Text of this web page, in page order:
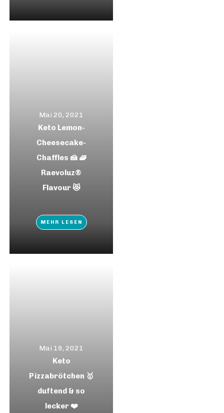
Mai 20, 2021
Keto Lemon-
Cheesecake-
Chaffles 🍰 🧇
Raevoluz®
Flavour 😻
MEHR LESEN
Mai 19, 2021
Keto
Pizzabrötchen 🥇
duftend & so
lecker ❤️